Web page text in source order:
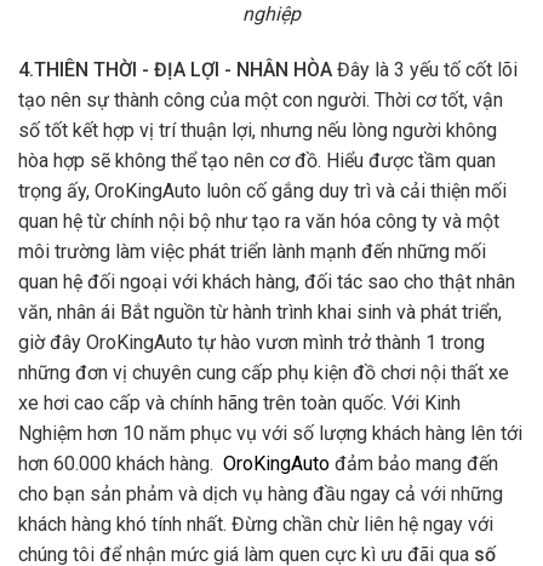
nghiệp
4.THIÊN THỜI - ĐỊA LỢI - NHÂN HÒA Đây là 3 yếu tố cốt lõi
tạo nên sự thành công của một con người. Thời cơ tốt, vận
số tốt kết hợp vị trí thuận lợi, nhưng nếu lòng người không
hòa hợp sẽ không thể tạo nên cơ đồ. Hiểu được tầm quan
trọng ấy, OroKingAuto luôn cố gắng duy trì và cải thiện mối
quan hệ từ chính nội bộ như tạo ra văn hóa công ty và một
môi trường làm việc phát triển lành mạnh đến những mối
quan hệ đối ngoại với khách hàng, đối tác sao cho thật nhân
văn, nhân ái Bắt nguồn từ hành trình khai sinh và phát triển,
giờ đây OroKingAuto tự hào vươn mình trở thành 1 trong
những đơn vị chuyên cung cấp phụ kiện đồ chơi nội thất xe
xe hơi cao cấp và chính hãng trên toàn quốc. Với Kinh
Nghiệm hơn 10 năm phục vụ với số lượng khách hàng lên tới
hơn 60.000 khách hàng. OroKingAuto đảm bảo mang đến
cho bạn sản phảm và dịch vụ hàng đầu ngay cả với những
khách hàng khó tính nhất. Đừng chần chừ liên hệ ngay với
chúng tôi để nhận mức giá làm quen cực kì ưu đãi qua số